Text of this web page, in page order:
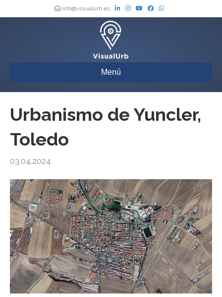
info@visualurb.es
Menú
Urbanismo de Yuncler,
Toledo
03.04.2024